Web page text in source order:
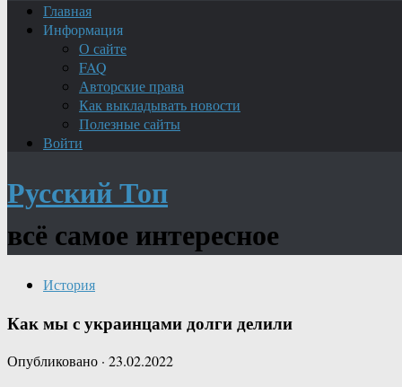
Главная
Информация
О сайте
FAQ
Авторские права
Как выкладывать новости
Полезные сайты
Войти
Русский Топ
всё самое интересное
История
Как мы с украинцами долги делили
Опубликовано · 23.02.2022